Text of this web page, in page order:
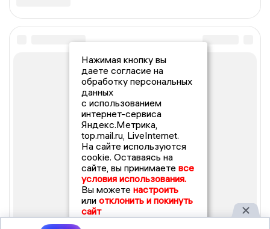
Нажимая кнопку вы
даете согласие на
обработку персональных
данных
с использованием
интернет-сервиса
Яндекс.Метрика,
top.mail.ru, LiveInternet.
На сайте используются
cookie. Оставаясь на
сайте, вы принимаете все
условия использования.
Вы можете настроить
или отклонить и покинуть
сайт